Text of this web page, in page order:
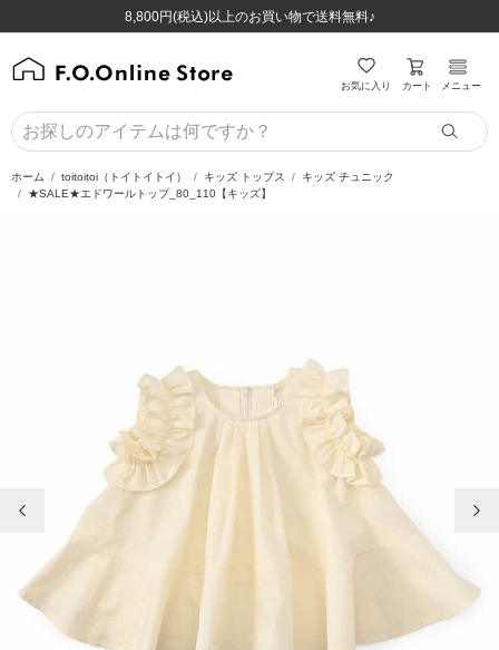
8,800円(税込)以上のお買い物で送料無料♪
ほぼ全品半額！！8/12(水)お昼12:59まで！！
8,800円(税込)以上のお買い物で送料無料♪
ほぼ全品半額！！8/12(水)お昼12:59まで！！
お気に入り カート メニュー
ホーム toitoitoi（トイトイトイ） キッズ トップス
キッズ チュニック
★SALE★エドワールトップ_80_110【キッズ】